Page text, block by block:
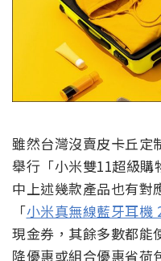
雖然台灣沒賣皮卡丘定
舉行「小米雙11超級
中上述幾款產品也有對
「小米真無線藍牙耳機
現金券，其餘多數都能
降優惠或組合優惠省荷